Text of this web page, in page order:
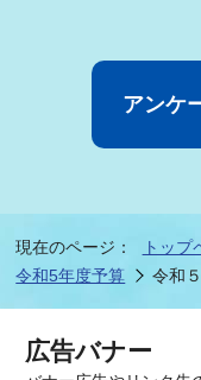
現在のページ： トップ
令和5年度予算
令和
広告バナー